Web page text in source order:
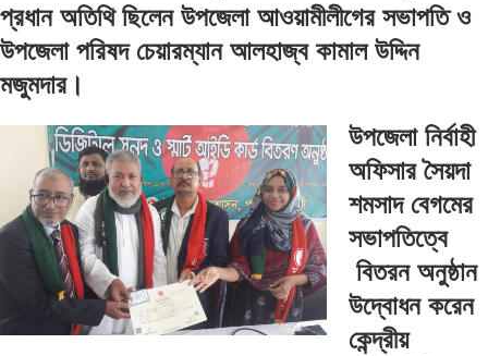
প্রধান অতিথি ছিলেন উপজেলা আওয়ামীলীগের সভাপতি ও
উপজেলা পরিষদ চেয়ারম্যান আলহাজ্ব কামাল উদ্দিন
মজুমদার।
উপজেলা নির্বাহী
অফিসার সৈয়দা
শমসাদ বেগমের
সভাপতিত্বে
বিতরন অনুষ্ঠান
উদ্বোধন করেন
কেন্দ্রীয়